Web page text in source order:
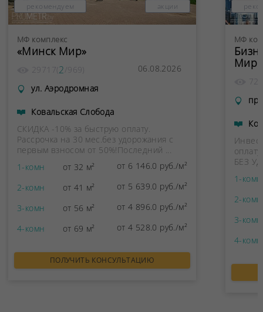
рекомендуем акции
МФ комплекс
«Минск Мир»
29717 2 969
06.08.2026
ул. Аэродромная
Ковальская Слобода
СКИДКА -10% за быструю оплату.
Рассрочка на 30 мес.без удорожания с
первым взносом от 50%!Последний ...
1-комн
от 32 м²
от 6 146.0 руб./м²
2-комн
от 41 м²
от 5 639.0 руб./м²
3-комн
от 56 м²
от 4 896.0 руб./м²
4-комн
от 69 м² от 4 528.0 руб./м²
ПОЛУЧИТЬ КОНСУЛЬТАЦИЮ
МФ
Мир"
БЕЗ
1-комн
2-комн
3-комн
4-комн